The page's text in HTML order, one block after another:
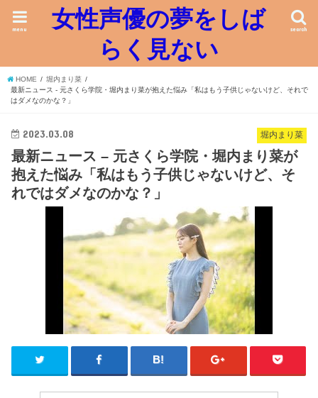
女性声優の夢をしば
らく見ない
search
menu
HOME
堀内まり菜
最新ニュース - 元さくら学院・堀内まり菜が抱えた悩み「私はもう子供じゃないけど、それで
はダメなのかな？」
堀内まり菜
2023.03.08
最新ニュース – 元さくら学院・堀内まり菜が
抱えた悩み「私はもう子供じゃないけど、そ
れではダメなのかな？」